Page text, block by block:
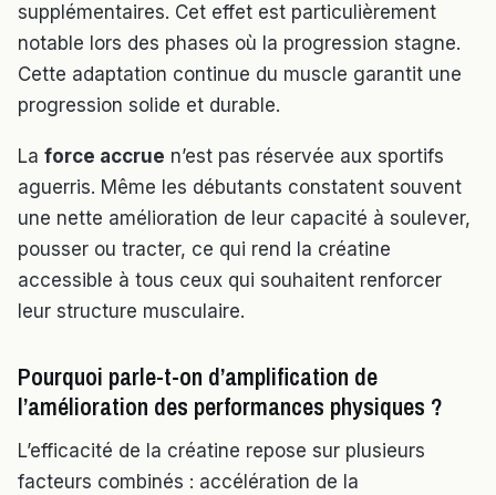
supplémentaires. Cet effet est particulièrement
notable lors des phases où la progression stagne.
Cette adaptation continue du muscle garantit une
progression solide et durable.
La force accrue n’est pas réservée aux sportifs
aguerris. Même les débutants constatent souvent
une nette amélioration de leur capacité à soulever,
pousser ou tracter, ce qui rend la créatine
accessible à tous ceux qui souhaitent renforcer
leur structure musculaire.
Pourquoi parle-t-on d’amplification de
l’amélioration des performances physiques ?
L’efficacité de la créatine repose sur plusieurs
facteurs combinés : accélération de la